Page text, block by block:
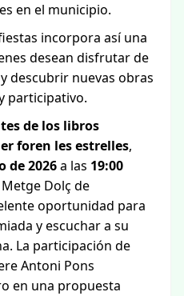
en el municipio.
incorpora así una
desean disfrutar de
descubrir nuevas obras
participativo.
de los libros
foren les estrelles,
de 2026a las 19:00
Dolç de
oportunidad para
y escuchar a su
La participación de
Antoni Pons
en una propuesta